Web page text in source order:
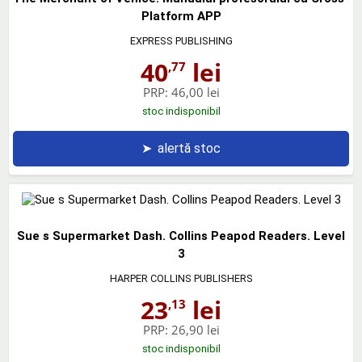
Platform APP
EXPRESS PUBLISHING
40,77 lei
PRP: 46,00 lei
stoc indisponibil
➤ alertă stoc
Sue s Supermarket Dash. Collins Peapod Readers. Level
3
HARPER COLLINS PUBLISHERS
23,13 lei
PRP: 26,90 lei
stoc indisponibil